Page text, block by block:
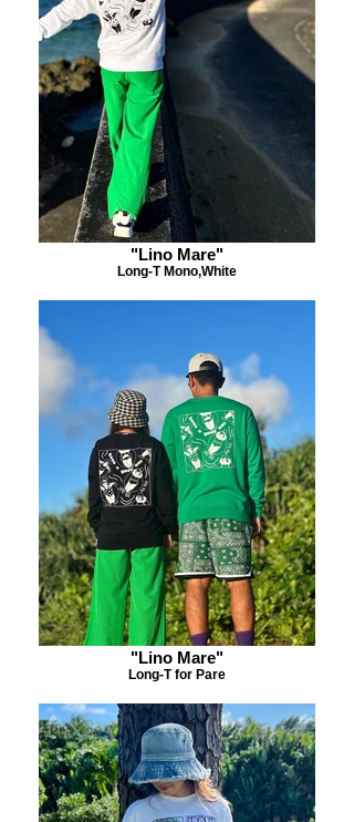
"Lino Mare"
Long-T Mono,White
"Lino Mare"
Long-T for Pare